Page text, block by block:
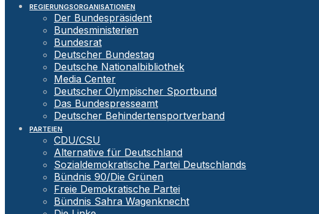
REGIERUNGSORGANISATIONEN
Der Bundespräsident
Bundesministerien
Bundesrat
Deutscher Bundestag
Deutsche Nationalbibliothek
Media Center
Deutscher Olympischer Sportbund
Das Bundespresseamt
Deutscher Behindertensportverband
PARTEIEN
CDU/CSU
Alternative für Deutschland
Sozialdemokratische Partei Deutschlands
Bündnis 90/Die Grünen
Freie Demokratische Partei
Bündnis Sahra Wagenknecht